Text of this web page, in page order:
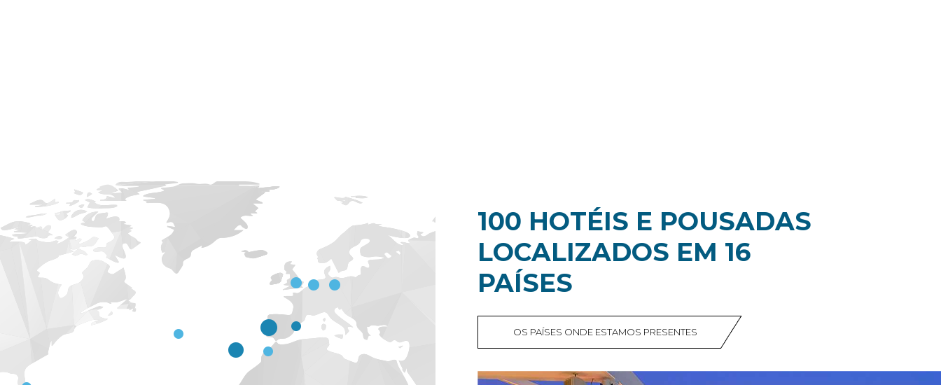
100 HOTÉIS E POUSADAS
LOCALIZADOS EM 16
PAÍSES
OS PAÍSES ONDE ESTAMOS PRESENTES